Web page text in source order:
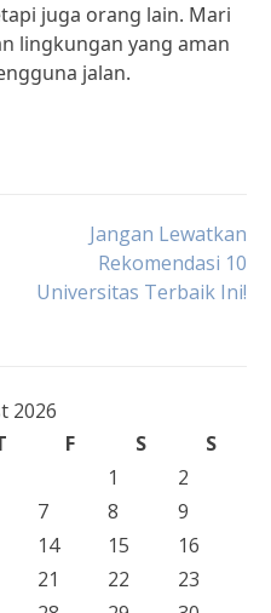
juga orang lain. Mari
lingkungan yang aman
jalan.
Jangan Lewatkan
Rekomendasi 10
Universitas Terbaik Ini!
2026
F S
S
1
2
7 8
9
14 15
16
21 22
23